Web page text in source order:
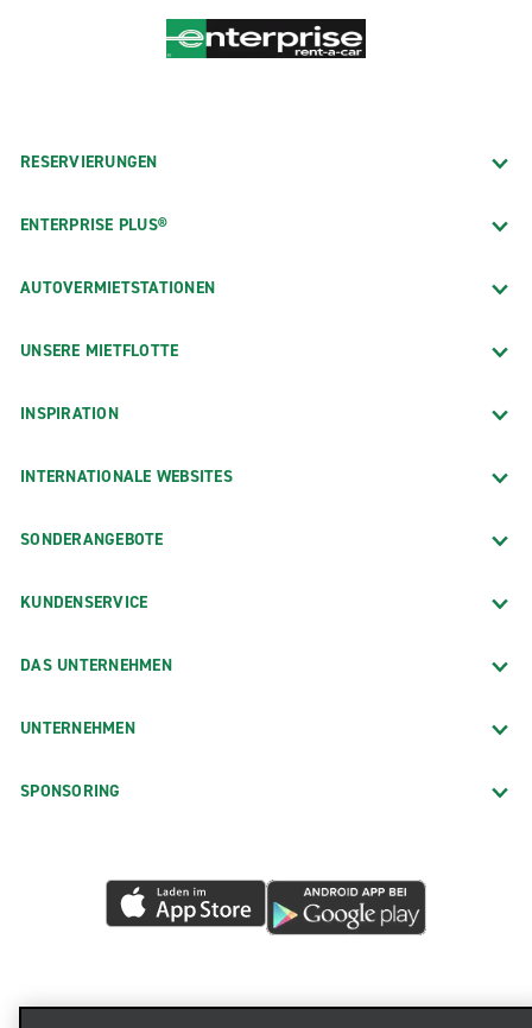
RESERVIERUNGEN
ENTERPRISE PLUS®
AUTOVERMIETSTATIONEN
UNSERE MIETFLOTTE
INSPIRATION
INTERNATIONALE WEBSITES
SONDERANGEBOTE
KUNDENSERVICE
DAS UNTERNEHMEN
UNTERNEHMEN
SPONSORING